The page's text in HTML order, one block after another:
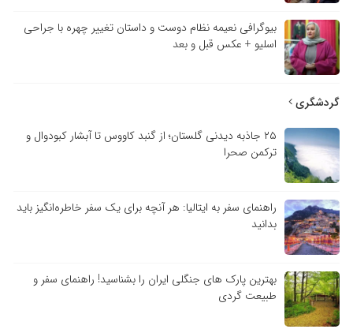
بیوگرافی نعیمه نظام دوست و داستان تغییر چهره با جراحی
اسلیو + عکس قبل و بعد
گردشگری
۲۵ جاذبه دیدنی گلستان؛ از گنبد کاووس تا آبشار کبودوال و
ترکمن صحرا
راهنمای سفر به ایتالیا: هر آنچه برای یک سفر خاطره‌انگیز باید
بدانید
بهترین پارک های جنگلی ایران را بشناسید! راهنمای سفر و
طبیعت گردی